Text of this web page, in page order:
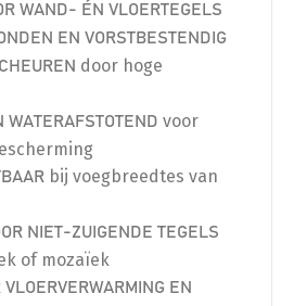
WAND- ÉN VLOERTEGELS
EN VORSTBESTENDIG
door hoge
WATERAFSTOTEND voor
bij voegbreedtes van
NIET-ZUIGENDE TEGELS
of mozaïek
VLOERVERWARMING EN